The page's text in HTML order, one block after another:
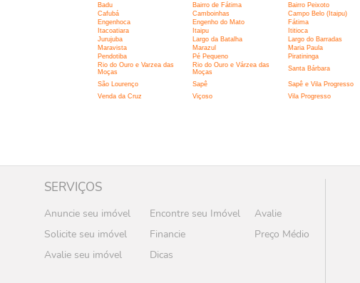
Badu Bairro de Fátima Bairro Peixoto
Cafubá
Camboinhas Campo Belo (Itaipu)
Engenhoca
Engenho do Mato Fátima
Itacoatiara
Itaipu Ititioca
Jurujuba
Largo da Batalha Largo do Barradas
Maravista
Marazul Maria Paula
Pendotiba
Pé Pequeno Piratininga
Rio do Ouro e Varzea das
Moças
Rio do Ouro e Várzea das
Moças
Santa Bárbara
São Lourenço Sapê Sapê e Vila Progresso
Venda da Cruz
Viçoso Vila Progresso
SERVIÇOS
Anuncie seu imóvel Encontre seu Imóvel
Avalie
Solicite seu imóvel
Financie
Preço Médio
Avalie seu imóvel
Dicas